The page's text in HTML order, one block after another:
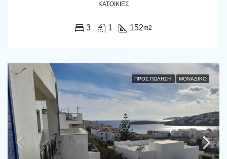
ΚΑΤΟΙΚΊΕΣ
3 1 152m2
ΠΡΟΣ ΠΏΛΗΣΗ ΜΟΝΑΔΙΚΌ